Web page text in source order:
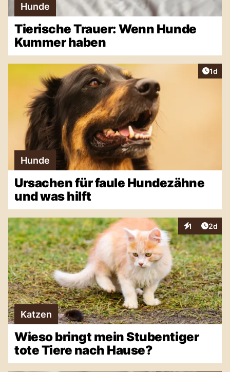
Hunde
Tierische Trauer: Wenn Hunde
Kummer haben
1d
Hunde
Ursachen für faule Hundezähne
und was hilft
1
Interaktionen
2d
Katzen
Wieso bringt mein Stubentiger
tote Tiere nach Hause?